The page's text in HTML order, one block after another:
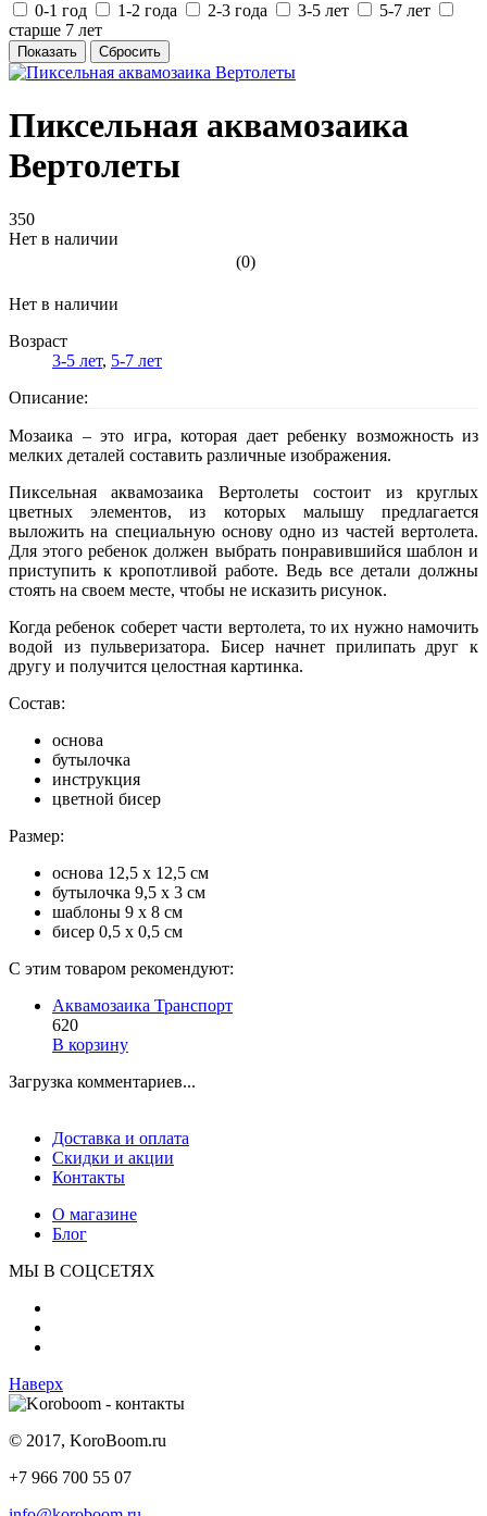
0-1 год
1-2 года 2-3 года 3-5 лет
5-7 лет
старше 7 лет
Пиксельная аквамозаика
Вертолеты
350
Нет в наличии
(0)
Нет в наличии
Возраст
3-5 лет, 5-7 лет
Описание:
Мозаика – это игра, которая дает ребенку возможность из
мелких деталей составить различные изображения.
Пиксельная аквамозаика Вертолеты состоит из круглых
цветных элементов, из которых малышу предлагается
выложить на специальную основу одно из частей вертолета.
Для этого ребенок должен выбрать понравившийся шаблон и
приступить к кропотливой работе. Ведь все детали должны
стоять на своем месте, чтобы не исказить рисунок.
Когда ребенок соберет части вертолета, то их нужно намочить
водой из пульверизатора. Бисер начнет прилипать друг к
другу и получится целостная картинка.
Состав:
основа
бутылочка
инструкция
цветной бисер
Размер:
основа 12,5 х 12,5 см
бутылочка 9,5 х 3 см
шаблоны 9 х 8 см
бисер 0,5 х 0,5 см
С этим товаром рекомендуют:
Аквамозаика Транспорт
620
В корзину
Загрузка комментариев...
Доставка и оплата
Скидки и акции
Контакты
О магазине
Блог
МЫ В СОЦСЕТЯХ
Наверх
© 2017, KoroBoom.ru
+7 966 700 55 07